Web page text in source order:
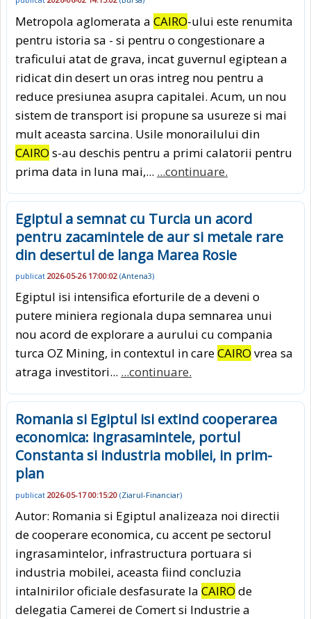
Metropola aglomerata a CAIRO-ului este renumita
pentru istoria sa - si pentru o congestionare a
traficului atat de grava, incat guvernul egiptean a
ridicat din desert un oras intreg nou pentru a
reduce presiunea asupra capitalei. Acum, un nou
sistem de transport isi propune sa usureze si mai
mult aceasta sarcina. Usile monorailului din
CAIRO s-au deschis pentru a primi calatorii pentru
prima data in luna mai,... ...continuare.
Egiptul a semnat cu Turcia un acord
pentru zacamintele de aur si metale rare
din desertul de langa Marea Rosie
publicat 2026-05-26 17:00:02 (Antena3)
Egiptul isi intensifica eforturile de a deveni o
putere miniera regionala dupa semnarea unui
nou acord de explorare a aurului cu compania
turca OZ Mining, in contextul in careCAIRO vrea sa
atraga investitori... ...continuare.
Romania si Egiptul isi extind cooperarea
economica: ingrasamintele, portul
Constanta si industria mobilei, in prim-
plan
publicat 2026-05-17 00:15:20 (Ziarul-Financiar)
Autor: Romania si Egiptul analizeaza noi directii
de cooperare economica, cu accent pe sectorul
ingrasamintelor, infrastructura portuara si
industria mobilei, aceasta fiind concluzia
intalnirilor oficiale desfasurate la CAIRO de
delegatia Camerei de Comert si Industrie a